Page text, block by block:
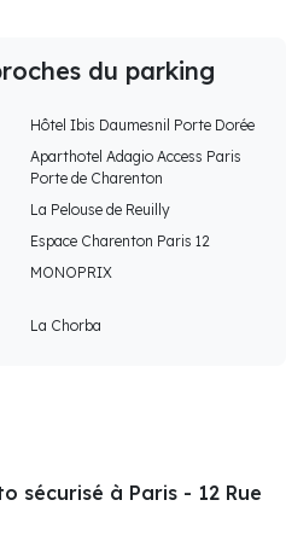
du parking
Hôtel Ibis Daumesnil Porte Dorée
Aparthotel Adagio Access Paris
Porte de Charenton
La Pelouse de Reuilly
Espace Charenton Paris 12
MONOPRIX
La Chorba
sécurisé à Paris - 12 Rue